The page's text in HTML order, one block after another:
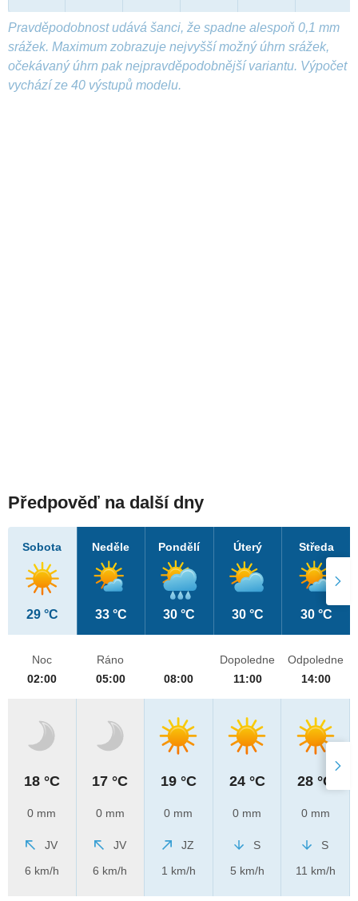
Pravděpodobnost udává šanci, že spadne alespoň 0,1 mm
srážek. Maximum zobrazuje nejvyšší možný úhrn srážek,
očekávaný úhrn pak nejpravděpodobnější variantu. Výpočet
vychází ze 40 výstupů modelu.
Předpověď na další dny
Sobota
29 °C
Neděle
33 °C
Pondělí
30 °C
Úterý
30 °C
Středa
30 °C
Noc
02:00
18 °C
0 mm
JV
6 km/h
Ráno
05:00
17 °C
0 mm
JV
6 km/h
08:00
19 °C
0 mm
JZ
1 km/h
Dopoledne
11:00
24 °C
0 mm
S
5 km/h
Odpoledne
14:00
28 °C
0 mm
S
11 km/h